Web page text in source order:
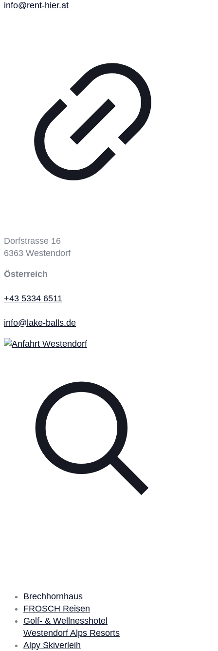
info@rent-hier.at
Dorfstrasse 16
6363 Westendorf
Österreich
+43 5334 6511
info@lake-balls.de
Brechhornhaus
FROSCH Reisen
Golf- & Wellnesshotel
Westendorf Alps Resorts
Alpy Skiverleih